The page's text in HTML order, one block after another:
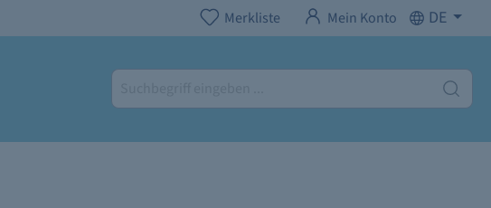
Merkliste Mein Konto DE